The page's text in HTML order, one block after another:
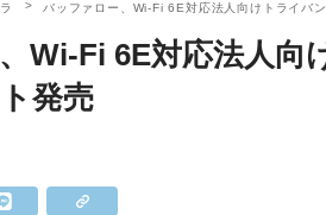
バッファロー、Wi-Fi 6E対応法人向けトライバ
Wi-Fi 6E対応法人向
発売